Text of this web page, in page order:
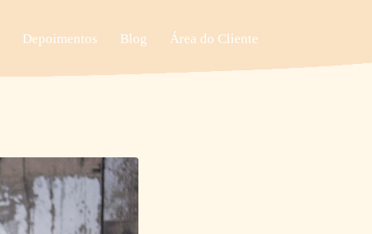
Depoimentos Blog Área do Cliente